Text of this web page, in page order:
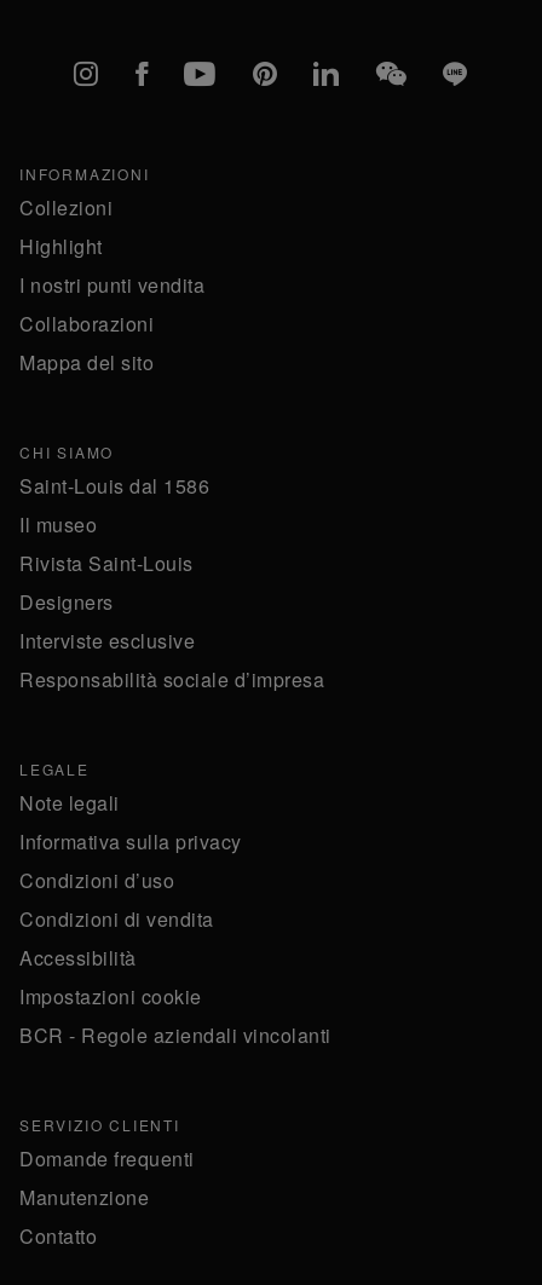
Instagram
FacebookYouTubePinterestlinkedInWeChatLine
INFORMAZIONI
Collezioni
Highlight
I nostri punti vendita
Collaborazioni
Mappa del sito
CHI SIAMO
Saint-Louis dal 1586
Il museo
Rivista Saint-Louis
Designers
Interviste esclusive
Responsabilità sociale d’impresa
LEGALE
Note legali
Informativa sulla privacy
Condizioni d’uso
Condizioni di vendita
Accessibilità
Impostazioni cookie
BCR - Regole aziendali vincolanti
SERVIZIO CLIENTI
Domande frequenti
Manutenzione
Contatto